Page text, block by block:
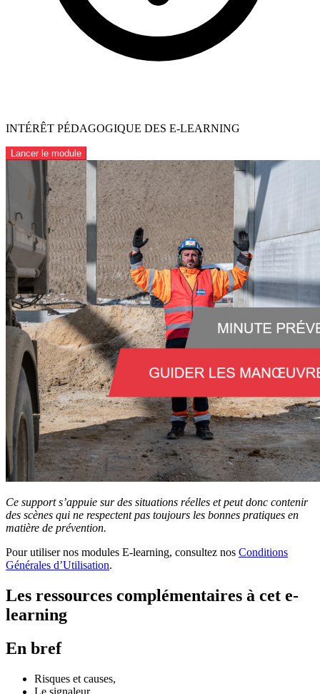
INTÉRÊT PÉDAGOGIQUE DES E-LEARNING
Lancer le module
Ce support s’appuie sur des situations réelles et peut donc contenir
des scènes qui ne respectent pas toujours les bonnes pratiques en
matière de prévention.
Pour utiliser nos modules E-learning, consultez nos Conditions
Générales d’Utilisation.
Les ressources complémentaires à cet e-
learning
En bref
Risques et causes,
Le signaleur,